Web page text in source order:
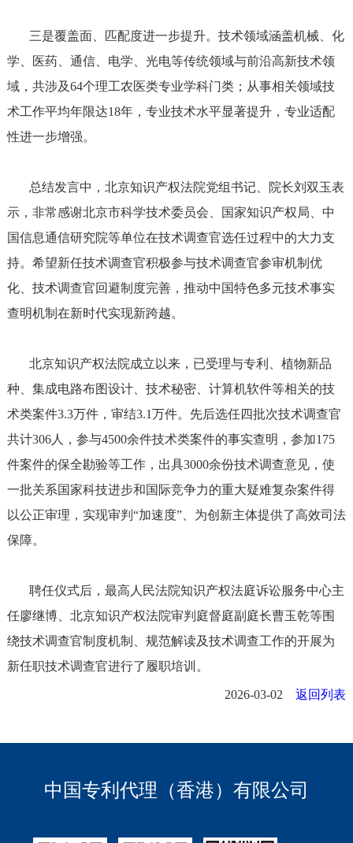
三是覆盖面、匹配度进一步提升。技术领域涵盖机械、化
学、医药、通信、电学、光电等传统领域与前沿高新技术领
域，共涉及64个理工农医类专业学科门类；从事相关领域技
术工作平均年限达18年，专业技术水平显著提升，专业适配
性进一步增强。
总结发言中，北京知识产权法院党组书记、院长刘双玉表
示，非常感谢北京市科学技术委员会、国家知识产权局、中
国信息通信研究院等单位在技术调查官选任过程中的大力支
持。希望新任技术调查官积极参与技术调查官参审机制优
化、技术调查官回避制度完善，推动中国特色多元技术事实
查明机制在新时代实现新跨越。
北京知识产权法院成立以来，已受理与专利、植物新品
种、集成电路布图设计、技术秘密、计算机软件等相关的技
术类案件3.3万件，审结3.1万件。先后选任四批次技术调查官
共计306人，参与4500余件技术类案件的事实查明，参加175
件案件的保全勘验等工作，出具3000余份技术调查意见，使
一批关系国家科技进步和国际竞争力的重大疑难复杂案件得
以公正审理，实现审判“加速度”、为创新主体提供了高效司法
保障。
聘任仪式后，最高人民法院知识产权法庭诉讼服务中心主
任廖继博、北京知识产权法院审判庭督庭副庭长曹玉乾等围
绕技术调查官制度机制、规范解读及技术调查工作的开展为
新任职技术调查官进行了履职培训。
2026-03-02返回列表
中国专利代理（香港）有限公司